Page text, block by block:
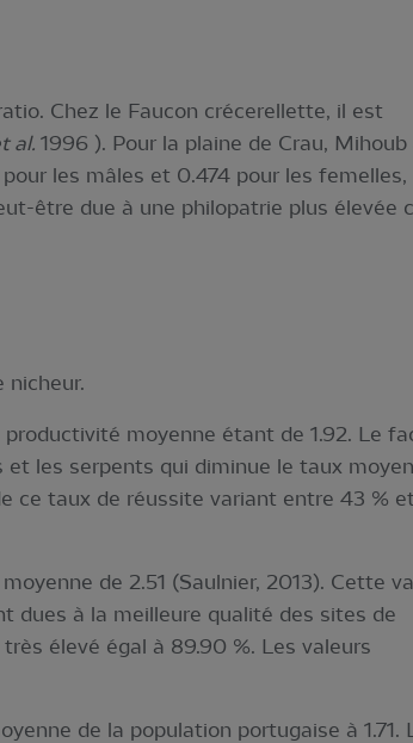
Chez le Faucon crécerellette, il est
al. 1996 ). Pour la plaine de Crau, Mihoub
les mâles et 0.474 pour les femelles,
être due à une philopatrie plus élevée
nicheur.
productivité moyenne étant de 1.92. Le
les serpents qui diminue le taux
ce taux de réussite variant entre 43 %
de 2.51 (Saulnier, 2013). Cette
dues à la meilleure qualité des sites de
élevé égal à 89.90 %. Les valeurs
de la population portugaise à 1.71.